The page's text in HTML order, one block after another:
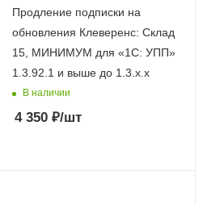
Продление подписки на
обновления Клеверенс: Склад
15, МИНИМУМ для «1С: УПП»
1.3.92.1 и выше до 1.3.x.x
В наличии
4 350₽/шт